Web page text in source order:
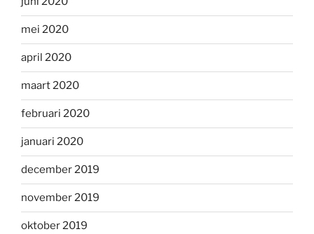
mei 2020
april 2020
maart 2020
februari 2020
januari 2020
december 2019
november 2019
oktober 2019